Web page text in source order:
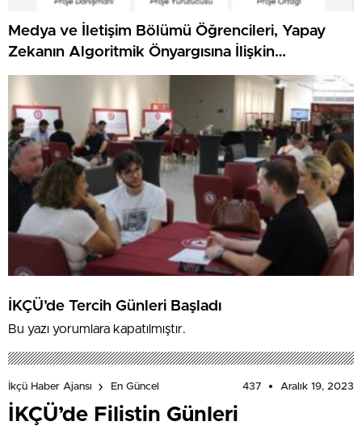
Medya ve İletişim Bölümü Öğrencileri, Yapay
Zekanın Algoritmik Önyargısına İlişkin
Farkındalık Düzeylerini Araştıracak
İKÇÜ’de Tercih Günleri Başladı
Bu yazı yorumlara kapatılmıştır.
İkçü Haber Ajansı En Güncel 437 Aralık 19, 2023
İKÇÜ’de Filistin Günleri